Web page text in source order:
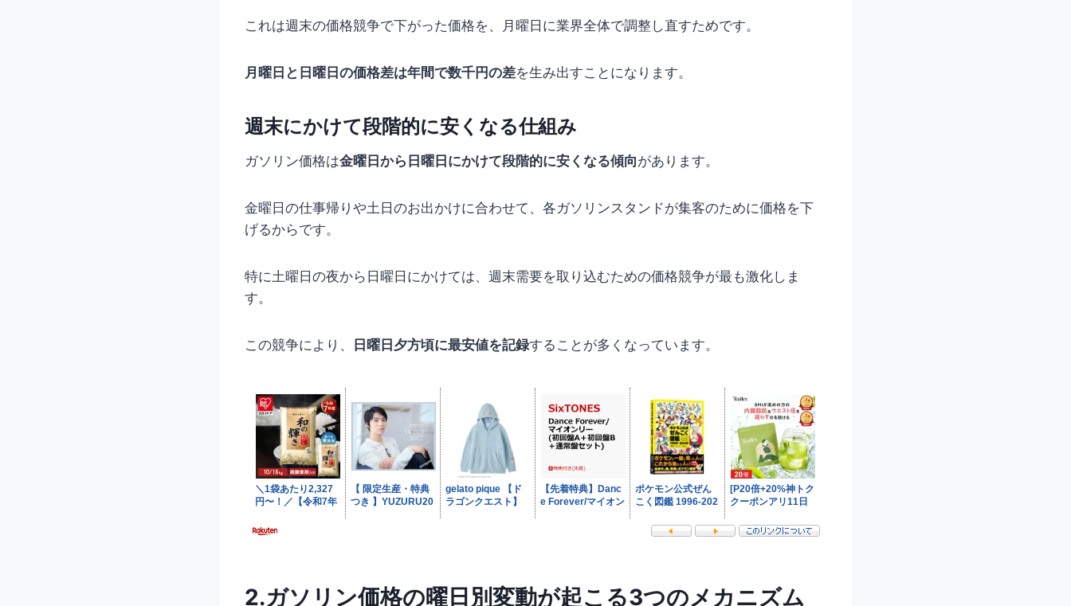
これは週末の価格競争で下がった価格を、月曜日に業界全体で調整し直すためです。
月曜日と日曜日の価格差は年間で数千円の差を生み出すことになります。
週末にかけて段階的に安くなる仕組み
ガソリン価格は金曜日から日曜日にかけて段階的に安くなる傾向があります。
金曜日の仕事帰りや土日のお出かけに合わせて、各ガソリンスタンドが集客のために価格を下
げるからです。
特に土曜日の夜から日曜日にかけては、週末需要を取り込むための価格競争が最も激化しま
す。
この競争により、 日曜日夕方頃に最安値を記録することが多くなっています。
2.ガソリン価格の曜日別変動が起こる3つのメカニズム